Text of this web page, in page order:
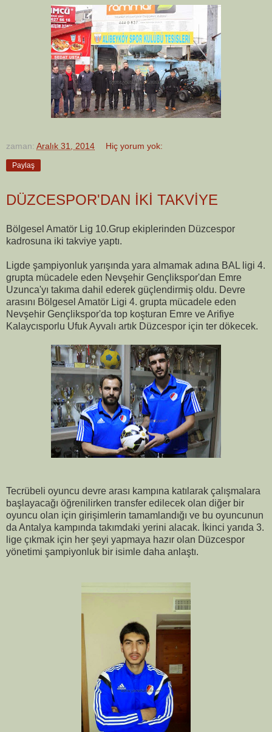
zaman: Aralık 31, 2014 Hiç yorum yok:
Paylaş
DÜZCESPOR'DAN İKİ TAKVİYE
Bölgesel Amatör Lig 10.Grup ekiplerinden Düzcespor
kadrosuna iki takviye yaptı.
Ligde şampiyonluk yarışında yara almamak adına BAL ligi 4.
grupta mücadele eden Nevşehir Gençlikspor'dan Emre
Uzunca'yı takıma dahil ederek güçlendirmiş oldu. Devre
arasını Bölgesel Amatör Ligi 4. grupta mücadele eden
Nevşehir Gençlikspor'da top koşturan Emre ve Arifiye
Kalaycısporlu Ufuk Ayvalı artık Düzcespor için ter dökecek.
Tecrübeli oyuncu devre arası kampına katılarak çalışmalara
başlayacağı öğrenilirken transfer edilecek olan diğer bir
oyuncu olan için girişimlerin tamamlandığı ve bu oyuncunun
da Antalya kampında takımdaki yerini alacak. İkinci yarıda 3.
lige çıkmak için her şeyi yapmaya hazır olan Düzcespor
yönetimi şampiyonluk bir isimle daha anlaştı.